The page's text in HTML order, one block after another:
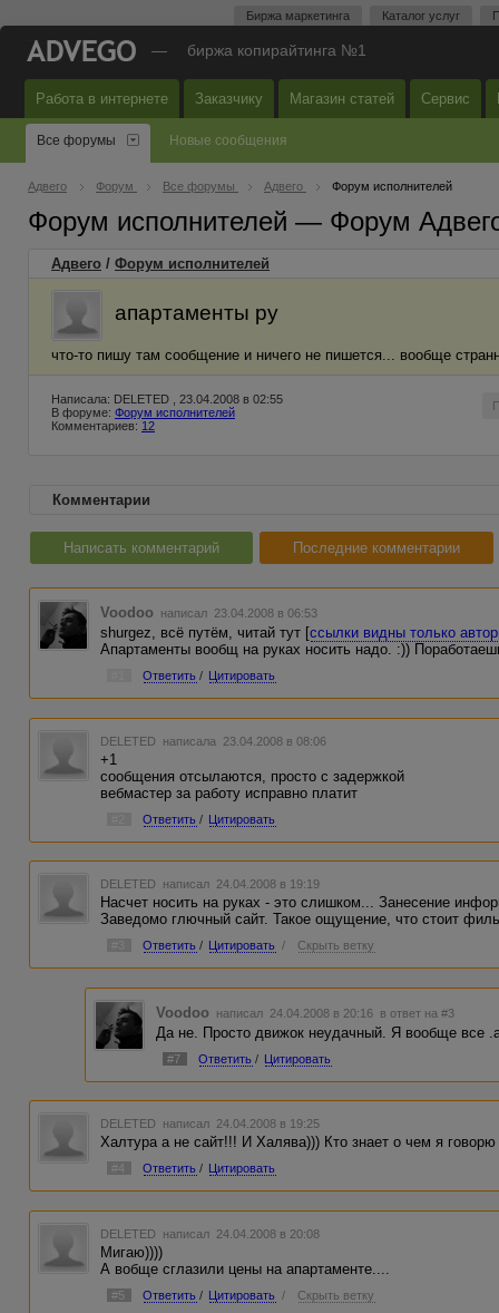
Биржа маркетинга Каталог услуг
— биржа копирайтинга №1
Работа в интернете Заказчику Магазин статей Сервис
Все форумы Новые сообщения
Адвего Форум Все форумы Адвего Форум исполнителей
Форум исполнителей — Форум
Адвего / Форум исполнителей
апартаменты ру
что-то пишу там сообщение и ничего не пишется... вообще
Написала: DELETED , 23.04.2008 в 02:55
В форуме: Форум исполнителей
Комментариев: 12
Комментарии
Написать комментарий Последние комментарии
Voodoo написал 23.04.2008 в 06:53
shurgez, всё путём, читай тут [ссылки видны только
Апартаменты вообщ на руках носить надо. :))
Ответить / Цитировать
DELETED написала 23.04.2008 в 08:06
+1
сообщения отсылаются, просто с задержкой
вебмастер за работу исправно платит
Ответить / Цитировать
DELETED написал 24.04.2008 в 19:19
Насчет носить на руках - это слишком... Занесение
Заведомо глючный сайт. Такое ощущение, что стоит
Ответить / Цитировать / Скрыть ветку
Voodoo написал 24.04.2008 в 20:16 в ответ на #3
Да не. Просто движок неудачный. Я вообще все
#7 Ответить / Цитировать
DELETED написал 24.04.2008 в 19:25
Халтура а не сайт!!! И Халява))) Кто знает о чем я говорю
#4 Ответить / Цитировать
DELETED написал 24.04.2008 в 20:08
Мигаю))))
А вобще сглазили цены на апартаменте....
#5 Ответить / Цитировать / Скрыть ветку